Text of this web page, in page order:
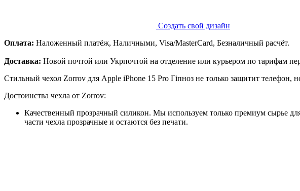
Создать свой дизайн
Оплата: Наложенный платёж, Наличными, Visa/MasterCard, Безналичный расчёт.
Доставка: Новой почтой или Укрпочтой на отделение или курьером по тарифам
Стильный чехол Zorrov для Apple iPhone 15 Pro Гіпноз не только защитит телефон,
Достоинства чехла от Zorrov:
Качественный прозрачный силикон. Мы используем только премиум сырье
части чехла прозрачные и остаются без печати.